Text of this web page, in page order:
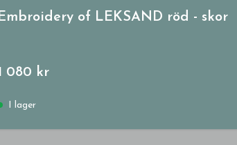
Embroidery of LEKSAND röd - skor
080 kr
I lager